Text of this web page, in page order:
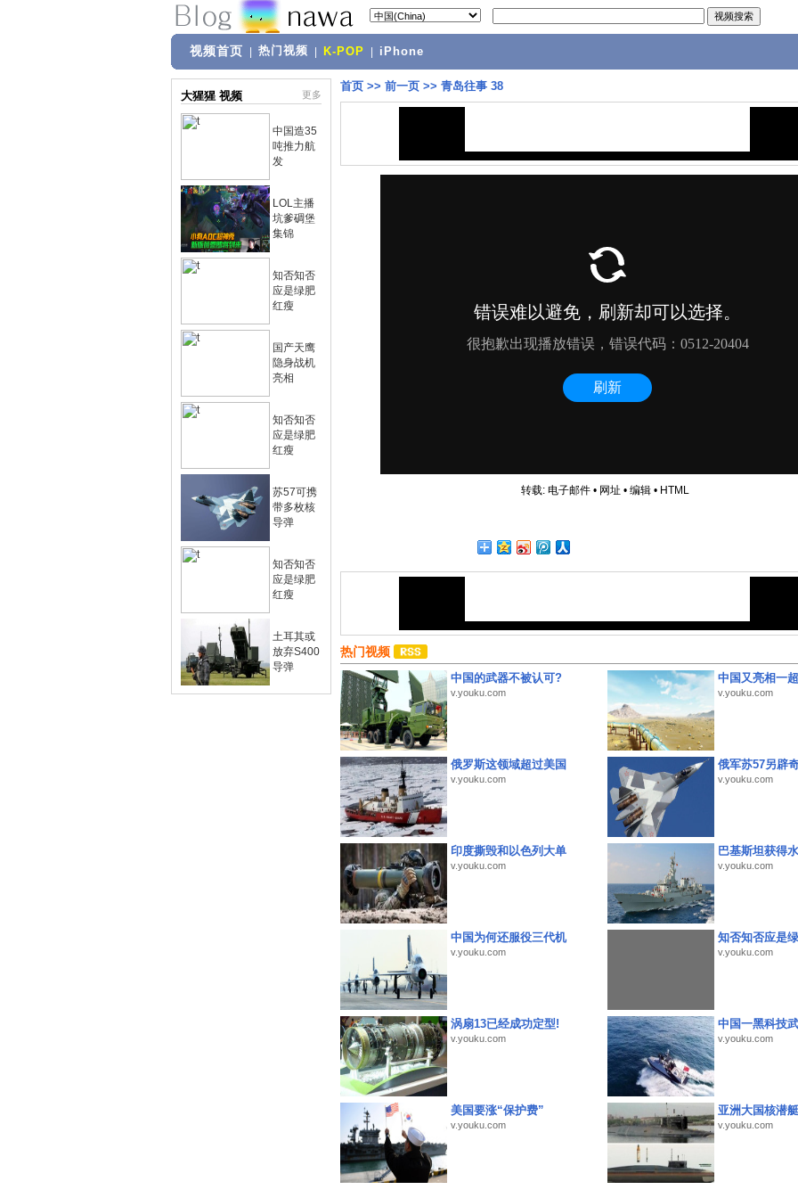
视频首页 热门视频 K-POP iPhone
大猩猩 视频 更多
中国造35
吨推力航
发
LOL主播
坑爹碉堡
集锦
知否知否
应是绿肥
红瘦
国产天鹰
隐身战机
亮相
知否知否
应是绿肥
红瘦
苏57可携
带多枚核
导弹
知否知否
应是绿肥
红瘦
土耳其或
放弃S400
导弹
首页 >> 前一页 >> 青岛往事 38
转载: 电子邮件• 网址 • 编辑• HTML
热门视频
中国的武器不被认可?
v.youku.com
中国又亮相一
v.youku.com
俄罗斯这领域超过美国
v.youku.com
俄军苏57另辟
v.youku.com
印度撕毁和以色列大单
v.youku.com
巴基斯坦获得
v.youku.com
中国为何还服役三代机
v.youku.com
知否知否应是
v.youku.com
涡扇13已经成功定型!
v.youku.com
中国一黑科技
v.youku.com
美国要涨“保护费”
v.youku.com
亚洲大国核潜
v.youku.com